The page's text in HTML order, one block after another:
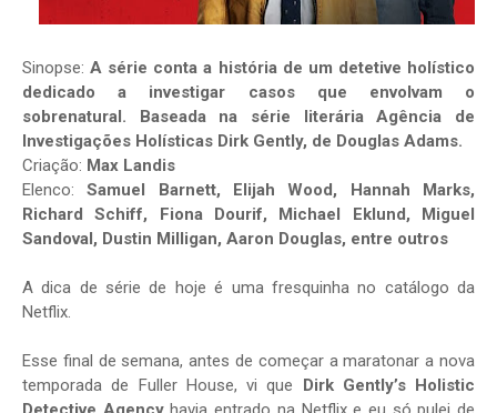
Sinopse:A série conta a história de um detetive holístico
dedicado a investigar casos que envolvam o
sobrenatural. Baseada na série literária Agência de
Investigações Holísticas Dirk Gently, de Douglas Adams.
Criação: Max Landis
Elenco:Samuel Barnett, Elijah Wood, Hannah Marks,
Richard Schiff, Fiona Dourif, Michael Eklund, Miguel
Sandoval, Dustin Milligan, Aaron Douglas, entre outros
A dica de série de hoje é uma fresquinha no catálogo da
Netflix.
Esse final de semana, antes de começar a maratonar a nova
temporada de Fuller House, vi que
Dirk Gently’s Holistic